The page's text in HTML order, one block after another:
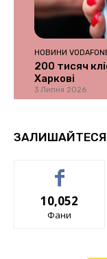
НОВИНИ
200 тисяч
Харкові
3 Липня 2026
10,052
Фани